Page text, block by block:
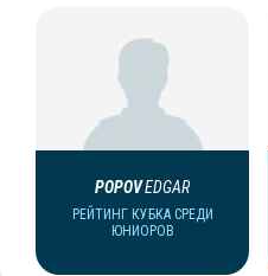
POPOVEDGAR
РЕЙТИНГ КУБКА СРЕДИ
ЮНИОРОВ